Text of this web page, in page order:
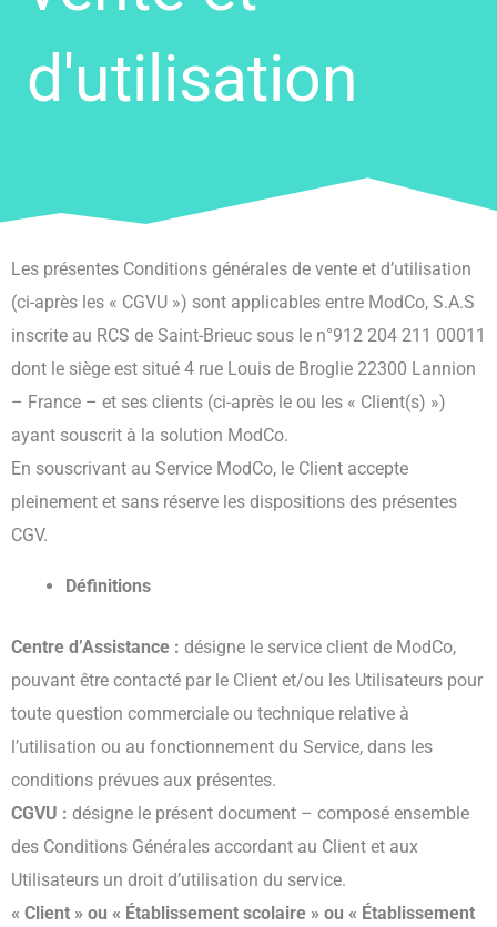
d'utilisation
Les présentes Conditions générales de vente et d’utilisation
(ci-après les « CGVU ») sont applicables entre ModCo, S.A.S
inscrite au RCS de Saint-Brieuc sous le n°912 204 211 00011
dont le siège est situé 4 rue Louis de Broglie 22300 Lannion
– France – et ses clients (ci-après le ou les « Client(s) »)
ayant souscrit à la solution ModCo.
En souscrivant au Service ModCo, le Client accepte
pleinement et sans réserve les dispositions des présentes
CGV.
Définitions
Centre d’Assistance : désigne le service client de ModCo,
pouvant être contacté par le Client et/ou les Utilisateurs pour
toute question commerciale ou technique relative à
l’utilisation ou au fonctionnement du Service, dans les
conditions prévues aux présentes.
CGVU : désigne le présent document – composé ensemble
des Conditions Générales accordant au Client et aux
Utilisateurs un droit d’utilisation du service.
« Client » ou « Établissement scolaire » ou « Établissement